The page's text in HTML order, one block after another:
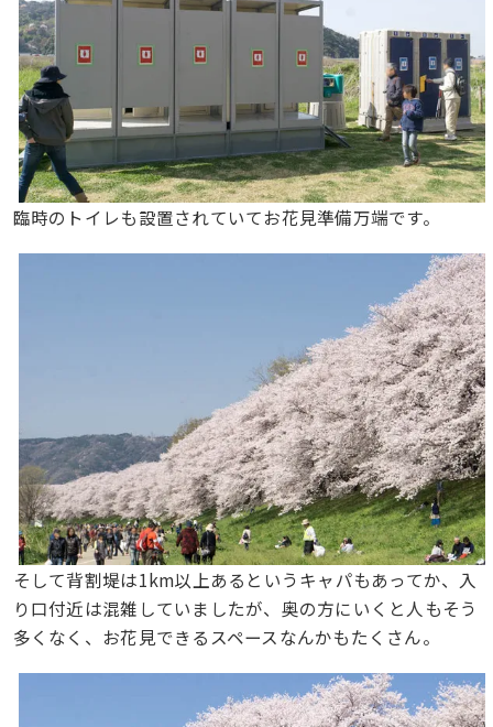
臨時のトイレも設置されていてお花見準備万端です。
そして背割堤は1km以上あるというキャパもあってか、入
り口付近は混雑していましたが、奥の方にいくと人もそう
多くなく、お花見できるスペースなんかもたくさん。